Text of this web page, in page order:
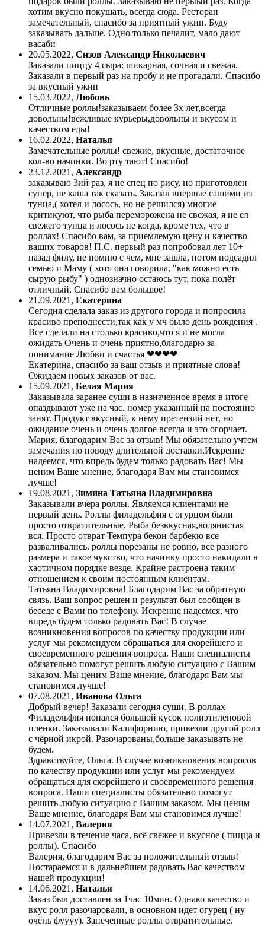
хотим вкусно покушать, всегда сюда. Ресторан
замечательный, спасибо за приятный ужин. Буду
заказывать дальше. Одно только печалит, мало дают
васаби
20.05.2022, Сизов Александр Николаевич
Заказали пиццу 4 сыра: шикарная, сочная и свежая.
Заказали в первый раз на пробу и не прогадали. Спасибо
за вкусный ужин
15.03.2022, Любовь
Отличные роллы!заказываем более 3х лет,всегда
довольны!вежливые курьеры,довольны и вкусом и
качеством еды!
16.02.2022, Наталья
Замечательные роллы! свежие, вкусные, достаточное
кол-во начинки. Во рту тают! Спасибо!
23.12.2021 , Александр
заказываю 3ий раз, я не спец по рису, но приготовлен
супер, не каша так сказать. Заказал впервые сашими из
тунца,( хотел и лосось, но не решился) многие
критикуют, что рыба переморожена не свежая, я не ел
свежего тунца и лосось не когда, кроме тех, что в
роллах! Спасибо вам, за приемлемую цену и качество
ваших товаров! П.С. первый раз попробовал лет 10+
назад филу, не помню с чем, мне зашла, потом подсадил
семью и Маму ( хотя она говорила, "как можно есть
сырую рыбу" ) однозначно остаюсь тут, пока полёт
отличный. Спасибо вам большое!
21.09.2021 , Екатерина
Сегодня сделала заказ из другого города и попросила
красиво преподнести,так как у мч было день рождения .
Все сделали на столько красиво,что я и не могла
ожидать Очень и очень приятно,благодарю за
понимание Любви и счастья ❤❤❤❤
Екатерина, спасибо за ваш отзыв и приятные слова!
Ожидаем новых заказов от вас.
15.09.2021 , Белая Мария
Заказывала заранее суши в назначенное время в итоге
опаздывают уже на час. номер указанный на постоянно
занят. Продукт вкусный, к нему претензий нет, но
ожидание очень и очень долгое всегда и это огорчает.
Мария, благодарим Вас за отзыв! Мы обязательно учтем
замечания по поводу длительной доставки.Искренне
надеемся, что впредь будем только радовать Вас! Мы
ценим Ваше мнение, благодаря Вам мы становимся
лучше!
19.08.2021 , Зимина Татьяна Владимировна
Заказывали вчера роллы. Являемся клиентами не
первый день. Роллы филадельфия с огурцом были
просто отвратительные. Рыба безвкусная,водянистая
вся. Просто отврат Темпура бекон барбекю все
разваливались. роллы порезаны не ровно, все разного
размера и такое чувство, что начинку просто накидали в
хаотичном порядке везде. Крайне растроена таким
отношением к своим постоянным клиентам.
Татьяна Владимировна! Благодарим Вас за обратную
связь. Ваш вопрос решен и результат был сообщен в
беседе с Вами по телефону. Искренне надеемся, что
впредь будем только радовать Вас! В случае
возникновения вопросов по качеству продукции или
услуг мы рекомендуем обращаться для скорейшего и
своевременного решения вопроса. Наши специалисты
обязательно помогут решить любую ситуацию с Вашим
заказом. Мы ценим Ваше мнение, благодаря Вам мы
становимся лучше!
07.08.2021 , Иванова Ольга
Добрый вечер! Заказали сегодня суши. В роллах
Филадельфия попался большой кусок полиэтиленовой
пленки. Заказывали Калифорнию, привезли другой ролл
с чёрной икрой. Разочарованы,больше заказывать не
будем.
Здравствуйте, Ольга. В случае возникновения вопросов
по качеству продукции или услуг мы рекомендуем
обращаться для скорейшего и своевременного решения
вопроса. Наши специалисты обязательно помогут
решить любую ситуацию с Вашим заказом. Мы ценим
Ваше мнение, благодаря Вам мы становимся лучше!
14.07.2021 , Валерия
Привезли в течение часа, всё свежее и вкусное ( пицца и
роллы). Спасибо
Валерия, благодарим Вас за положительный отзыв!
Постараемся и в дальнейшем радовать Вас качеством
нашей продукции!
14.06.2021 , Наталья
Заказ был доставлен за 1час 10мин. Однако качество и
вкус ролл разочаровали, в основном идет огурец ( ну
очень фуууу). Запеченные роллы отвратительные.